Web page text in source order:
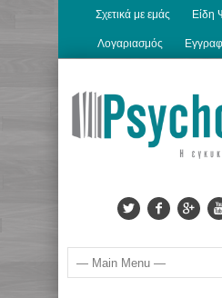
Σχετικά με εμάς Είδη
Λογαριασμός